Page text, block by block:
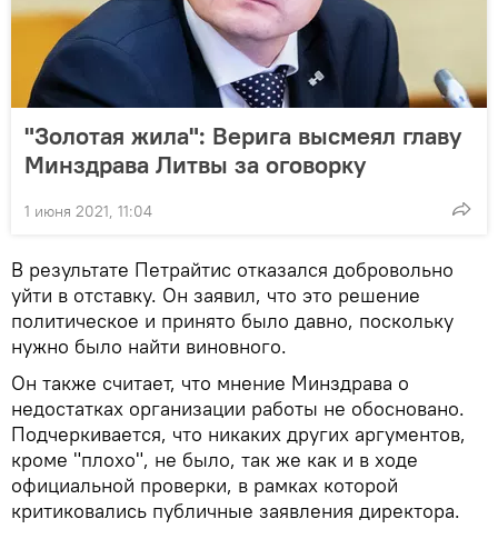
"Золотая жила": Верига высмеял главу
Минздрава Литвы за оговорку
1 июня 2021, 11:04
В результате Петрайтис отказался добровольно
уйти в отставку. Он заявил, что это решение
политическое и принято было давно, поскольку
нужно было найти виновного.
Он также считает, что мнение Минздрава о
недостатках организации работы не обосновано.
Подчеркивается, что никаких других аргументов,
кроме "плохо", не было, так же как и в ходе
официальной проверки, в рамках которой
критиковались публичные заявления директора.